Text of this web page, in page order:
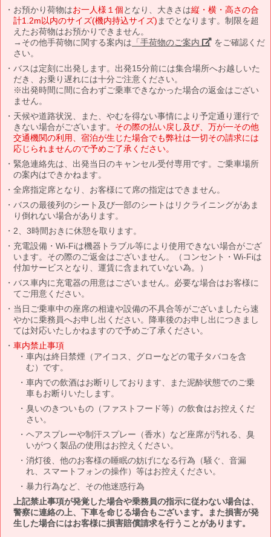
お預かり荷物はお一人様１個となり、大きさは縦・横・高さの合
計1.2m以内のサイズ(機内持込サイズ) までとなります。制限を超
えたお荷物はお預かりできません。
→その他手荷物に関する案内は 「手荷物のご案内」 をご確認くだ
さい。
バスは定刻に出発します。出発15分前には集合場所へお越しいた
だき、お乗り遅れには十分ご注意ください。
※出発時間に間に合わずご乗車できなかった場合の返金はござい
ません。
天候や道路状況、また、やむを得ない事情により予定通り運行で
きない場合がございます。 その際の払い戻し及び、万が一その他
交通機関の利用、宿泊が生じた場合でも弊社は一切その請求には
応じられませんので予めご了承ください。
緊急連絡先は、出発当日のキャンセル受付専用です。ご乗車場所
の案内はできかねます。
全席指定席となり、お客様にて席の指定はできません。
バスの最後列のシート及び一部のシートはリクライニングがあま
り倒れない場合があります。
2、3時間おきに休憩を取ります。
充電設備・Wi-Fiは機器トラブル等により使用できない場合がござ
います。その際のご返金はございません。（コンセント・Wi-Fiは
付加サービスとなり、運賃に含まれていない為。）
バス車内に充電器の用意はございません。必要な場合はお客様に
てご用意ください。
当日ご乗車中の座席の相違や設備の不具合等がございましたら速
やかに乗務員へお申し出ください。降車後のお申し出につきまし
ては対応いたしかねますので予めご了承ください。
車内禁止事項
車内は終日禁煙（アイコス、グローなどの電子タバコを含
む）です。
車内での飲酒はお断りしております、また泥酔状態でのご乗
車もお断りいたします。
臭いのきついもの（ファストフード等）の飲食はお控えくだ
さい。
ヘアスプレーや制汗スプレー（香水）など座席が汚れる、臭
いがつく製品の使用はお控えください。
消灯後、他のお客様の睡眠の妨げになる行為（騒ぐ、音漏
れ、スマートフォンの操作）等はお控えください。
暴力行為など、その他迷惑行為
上記禁止事項が発覚した場合や乗務員の指示に従わない場合は、
警察に連絡の上、下車を命じる場合もございます。また損害が発
生した場合にはお客様に損害賠償請求を行うことがあります。